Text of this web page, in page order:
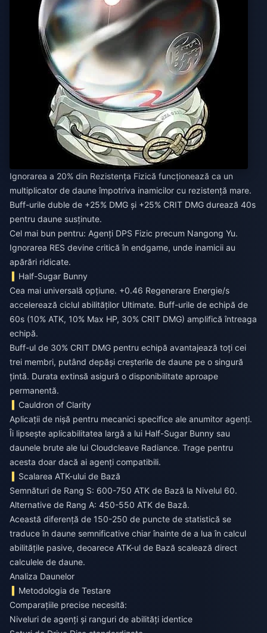
Ignorarea a 20% din Rezistența Fizică funcționează ca un
multiplicator de daune împotriva inamicilor cu rezistență mare.
Buff-urile duble de +25% DMG și +25% CRIT DMG durează 40s
pentru daune susținute.
Cel mai bun pentru: Agenți DPS Fizic precum Nangong Yu.
Ignorarea RES devine critică în endgame, unde inamicii au
apărări ridicate.
Half-Sugar Bunny
Cea mai universală opțiune. +0.46 Regenerare Energie/s
accelerează ciclul abilităților Ultimate. Buff-urile de echipă de
60s (10% ATK, 10% Max HP, 30% CRIT DMG) amplifică întreaga
echipă.
Buff-ul de 30% CRIT DMG pentru echipă avantajează toți cei
trei membri, putând depăși creșterile de daune pe o singură
țintă. Durata extinsă asigură o disponibilitate aproape
permanentă.
Cauldron of Clarity
Aplicații de nișă pentru mecanici specifice ale anumitor agenți.
Îi lipsește aplicabilitatea largă a lui Half-Sugar Bunny sau
daunele brute ale lui Cloudcleave Radiance. Trage pentru
acesta doar dacă ai agenți compatibili.
Scalarea ATK-ului de Bază
Semnături de Rang S: 600-750 ATK de Bază la Nivelul 60.
Alternative de Rang A: 450-550 ATK de Bază.
Această diferență de 150-250 de puncte de statistică se
traduce în daune semnificative chiar înainte de a lua în calcul
abilitățile pasive, deoarece ATK-ul de Bază scalează direct
calculele de daune.
Analiza Daunelor
Metodologia de Testare
Comparațiile precise necesită:
Niveluri de agenți și ranguri de abilități identice